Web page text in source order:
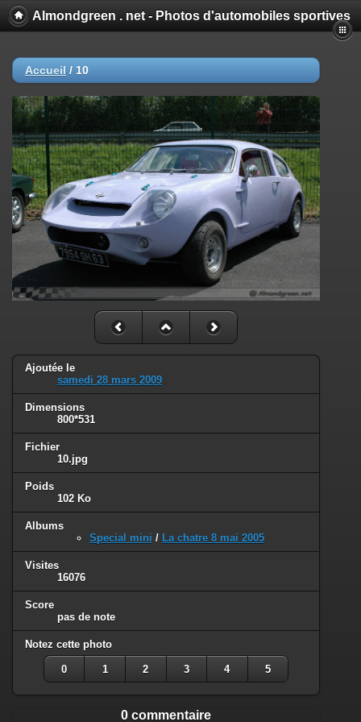
Almondgreen . net - Photos d'automobiles sportives
Accueil / 10
Ajoutée le
samedi 28 mars 2009
Dimensions
800*531
Fichier
10.jpg
Poids
102 Ko
Albums
Special mini / La chatre 8 mai 2005
Visites
16076
Score
pas de note
Notez cette photo
0 1 2 3 4 5
0 commentaire